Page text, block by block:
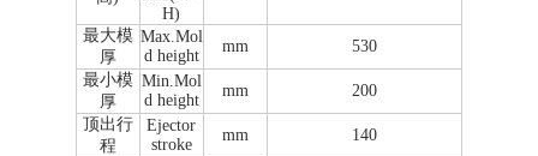
H)
最大模
厚
Max.Mol
d height
mm
530
最小模
厚
Min.Mol
d height
mm
200
顶出行
程
Ejector
stroke
mm 140